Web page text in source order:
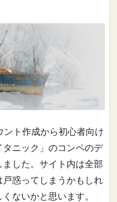
ト作成から初心者向け
ニック」のコンペのデ
した。サイト内は全部
惑ってしまうかもしれ
ないかと思います。